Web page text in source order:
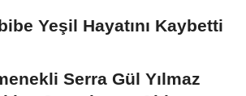
Yeşil Hayatını Kaybetti
Serra Gül Yılmaz